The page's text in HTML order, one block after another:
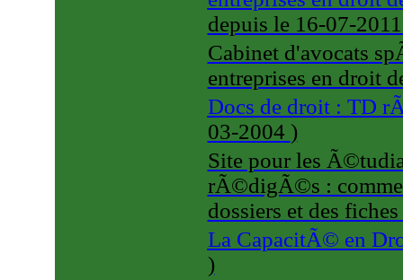
depuis le 16-07-
Cabinet d'avocats
entreprises en droit
Docs de droit : TD
03-2004 )
Site pour les
rÃ©digÃ©s :
dossiers et des
La CapacitÃ© en
)